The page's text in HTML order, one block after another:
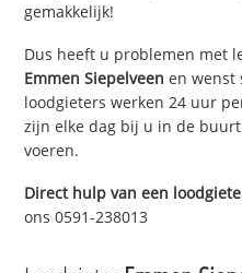
gemakkelijk!
Dus heeft u problemen met
Emmen Siepelveen en wenst
loodgieters werken 24 uur
zijn elke dag bij u in de
voeren.
Direct hulp van een
ons 0591-238013